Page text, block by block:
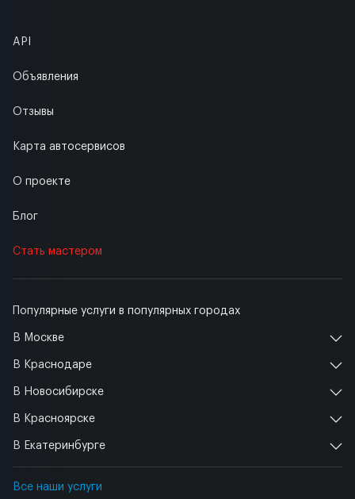
Популярные услуги в популярных городах
В Москве
В Краснодаре
В Новосибирске
В Красноярске
В Екатеринбурге
Все наши услуги
API
Объявления
Отзывы
Карта автосервисов
О проекте
Блог
Стать мастером